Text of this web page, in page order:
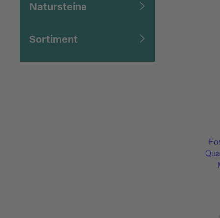
Natursteine
Sortiment